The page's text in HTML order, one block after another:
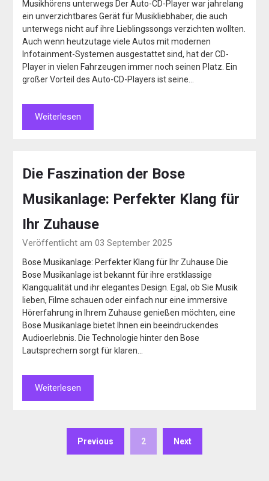
Musikhörens unterwegs Der Auto-CD-Player war jahrelang
ein unverzichtbares Gerät für Musikliebhaber, die auch
unterwegs nicht auf ihre Lieblingssongs verzichten wollten.
Auch wenn heutzutage viele Autos mit modernen
Infotainment-Systemen ausgestattet sind, hat der CD-
Player in vielen Fahrzeugen immer noch seinen Platz. Ein
großer Vorteil des Auto-CD-Players ist seine…
Weiterlesen
Die Faszination der Bose
Musikanlage: Perfekter Klang für
Ihr Zuhause
Veröffentlicht am 03 September 2025
Bose Musikanlage: Perfekter Klang für Ihr Zuhause Die
Bose Musikanlage ist bekannt für ihre erstklassige
Klangqualität und ihr elegantes Design. Egal, ob Sie Musik
lieben, Filme schauen oder einfach nur eine immersive
Hörerfahrung in Ihrem Zuhause genießen möchten, eine
Bose Musikanlage bietet Ihnen ein beeindruckendes
Audioerlebnis. Die Technologie hinter den Bose
Lautsprechern sorgt für klaren…
Weiterlesen
Previous 2 Next